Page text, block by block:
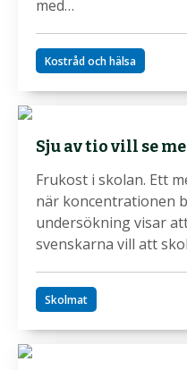
med…
Kostråd och hälsa
Sju av tio vill se
Frukost i skolan. Ett
när koncentrationen
undersökning visar
svenskarna vill att
Skolmat